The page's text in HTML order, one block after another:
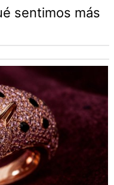
sentimos más